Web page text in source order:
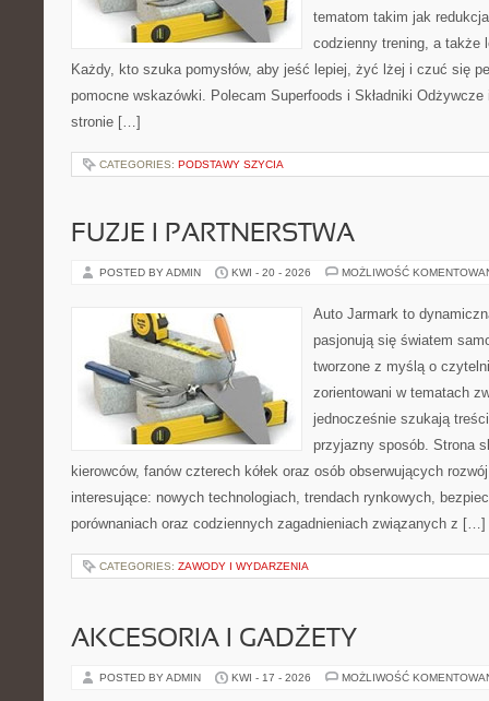
tematom takim jak
codzienny trening, a także
Każdy, kto szuka pomysłów, aby jeść lepiej, żyć lżej i czuć się
pomocne wskazówki. Polecam Superfoods i Składniki
stronie […]
CATEGORIES: PODSTAWY SZYCIA
FUZJE I PARTNERSTWA
POSTED BY ADMIN KWI - 20 - 2026 MOŻLIWOŚĆ
Auto Jarmark to
pasjonują się światem
tworzone z myślą o
zorientowani w tematach
jednocześnie szukają
przyjazny sposób. Strona
kierowców, fanów czterech kółek oraz osób obserwujących
interesujące: nowych technologiach, trendach rynkowych,
porównaniach oraz codziennych zagadnieniach związanych z […]
CATEGORIES: ZAWODY I WYDARZENIA
AKCESORIA I GADŻETY
POSTED BY ADMIN KWI - 17 - 2026 MOŻLIWOŚĆ